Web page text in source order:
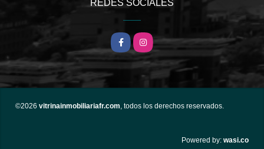
REDES SOCIALES
FacebookInstagram
©2026 vitrinainmobiliariafr.com, todos los derechos reservados.
Powered by: wasi.co